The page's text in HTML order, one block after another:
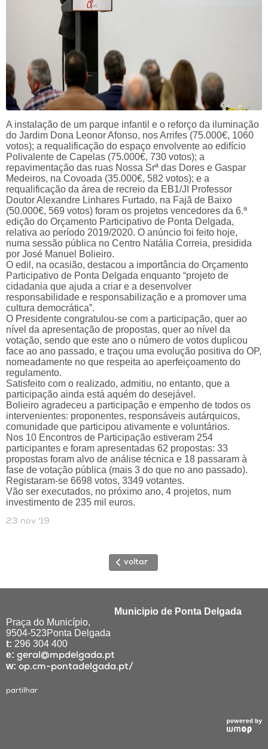
A instalação de um parque infantil e o reforço da iluminação
do Jardim Dona Leonor Afonso, nos Arrifes (75.000€, 1060
votos); a requalificação do espaço envolvente ao edifício
Polivalente de Capelas (75.000€, 730 votos); a
repavimentação das ruas Nossa Srª das Dores e Gaspar
Medeiros, na Covoada (35.000€, 582 votos); e a
requalificação da área de recreio da EB1/JI Professor
Doutor Alexandre Linhares Furtado, na Fajã de Baixo
(50.000€, 569 votos) foram os projetos vencedores da 6.ª
edição do Orçamento Participativo de Ponta Delgada,
relativa ao período 2019/2020. O anúncio foi feito hoje,
numa sessão pública no Centro Natália Correia, presidida
por José Manuel Bolieiro.
O edil, na ocasião, destacou a importância do Orçamento
Participativo de Ponta Delgada enquanto “projeto de
cidadania que ajuda a criar e a desenvolver
responsabilidade e responsabilização e a promover uma
cultura democrática”.
O Presidente congratulou-se com a participação, quer ao
nível da apresentação de propostas, quer ao nível da
votação, sendo que este ano o número de votos duplicou
face ao ano passado, e traçou uma evolução positiva do OP,
nomeadamente no que respeita ao aperfeiçoamento do
regulamento.
Satisfeito com o realizado, admitiu, no entanto, que a
participação ainda está aquém do desejável.
Bolieiro agradeceu a participação e empenho de todos os
intervenientes: proponentes, responsáveis autárquicos,
comunidade que participou ativamente e voluntários.
Nos 10 Encontros de Participação estiveram 254
participantes e foram apresentadas 62 propostas: 33
propostas foram alvo de análise técnica e 18 passaram à
fase de votação pública (mais 3 do que no ano passado).
Registaram-se 6698 votos, 3349 votantes.
Vão ser executados, no próximo ano, 4 projetos, num
investimento de 235 mil euros.
23 nov '19
voltar
Municipio de Ponta Delgada
Praça do Município,
9504-523Ponta Delgada
t: 296 304 400
e: geral@mpdelgada.pt
w: op.cm-pontadelgada.pt/
partilhar